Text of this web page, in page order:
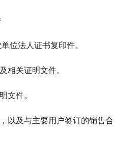
位法人证书复印件。
相关证明文件。
文件。
以及与主要用户签订的销售合